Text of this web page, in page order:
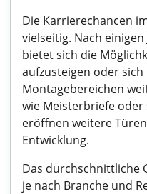
Die Karrierechancen
vielseitig. Nach
bietet sich die
aufzusteigen oder sich
Montagebereichen
wie Meisterbriefe oder
eröffnen weitere
Entwicklung.
Das durchschnittliche
je nach Branche und